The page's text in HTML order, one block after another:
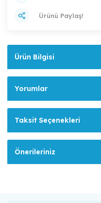
Ürünü Paylaş!
Ürün Bilgisi
Yorumlar
Taksit Seçenekleri
Önerileriniz